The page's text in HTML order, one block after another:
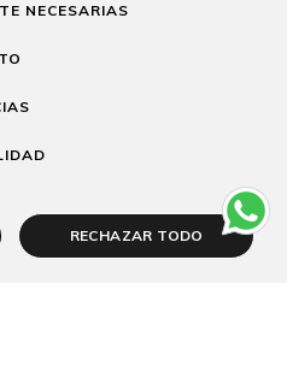
NECESARIAS
RECHAZAR TODO